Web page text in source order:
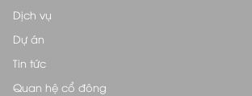
Dịch vụ
Dự án
Tin tức
Quan hệ cổ đông